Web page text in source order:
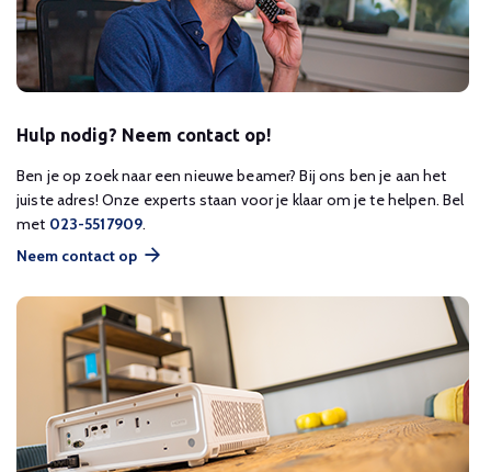
Hulp nodig? Neem contact op!
Ben je op zoek naar een nieuwe beamer? Bij ons ben je aan het
juiste adres! Onze experts staan voor je klaar om je te helpen. Bel
met 023-5517909.
Neem contact op